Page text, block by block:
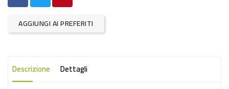
-
PLASTICA
LAVAGGIO
AGGIUNGI AI PREFERITI
Descrizione Dettagli